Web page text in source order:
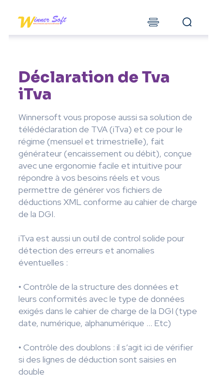
Déclaration de Tva
iTva
Winnersoft vous propose aussi sa solution de
télédéclaration de TVA (iTva) et ce pour le
régime (mensuel et trimestrielle), fait
générateur (encaissement ou débit), conçue
avec une ergonomie facile et intuitive pour
répondre à vos besoins réels et vous
permettre de générer vos fichiers de
déductions XML conforme au cahier de charge
de la DGI.
iTva est aussi un outil de control solide pour
détection des erreurs et anomalies
éventuelles :
• Contrôle de la structure des données et
leurs conformités avec le type de données
exigés dans le cahier de charge de la DGI (type
date, numérique, alphanumérique ... Etc)
• Contrôle des doublons : il s’agit ici de vérifier
si des lignes de déduction sont saisies en
double